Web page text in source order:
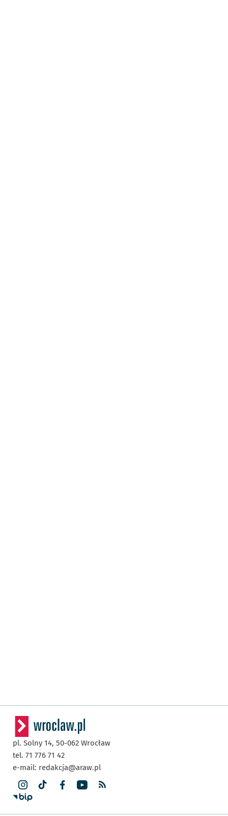
pl. Solny 14, 50-062 Wrocław
tel. 71 776 71 42
e-mail: redakcja@araw.pl